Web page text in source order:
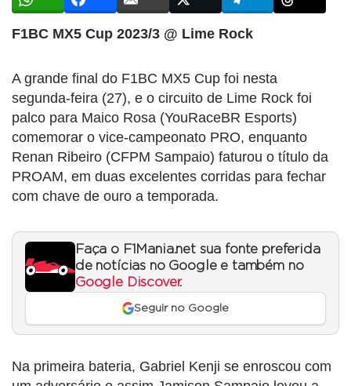
F1BC MX5 Cup 2023/3 @ Lime Rock
A grande final do F1BC MX5 Cup foi nesta
segunda-feira (27), e o circuito de Lime Rock foi
palco para Maico Rosa (YouRaceBR Esports)
comemorar o vice-campeonato PRO, enquanto
Renan Ribeiro (CFPM Sampaio) faturou o título da
PROAM, em duas excelentes corridas para fechar
com chave de ouro a temporada.
Faça o F1Mania.net sua fonte preferida
de notícias no Google e também no
Google Discover.
Seguir no Google
Na primeira bateria, Gabriel Kenji se enroscou com